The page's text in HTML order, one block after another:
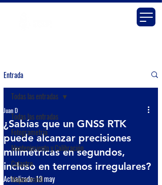
Entrada
Todas las entradas
Fotogrametría
Mantenimiento y Calibración
Catastro
Mapeo móvil
Todas las entradas
¿Sabías que un GNSS RTK
puede alcanzar precisiones
milimétricas en segundos,
incluso en terrenos irregulares?
Juan D
Actualizado:19 may